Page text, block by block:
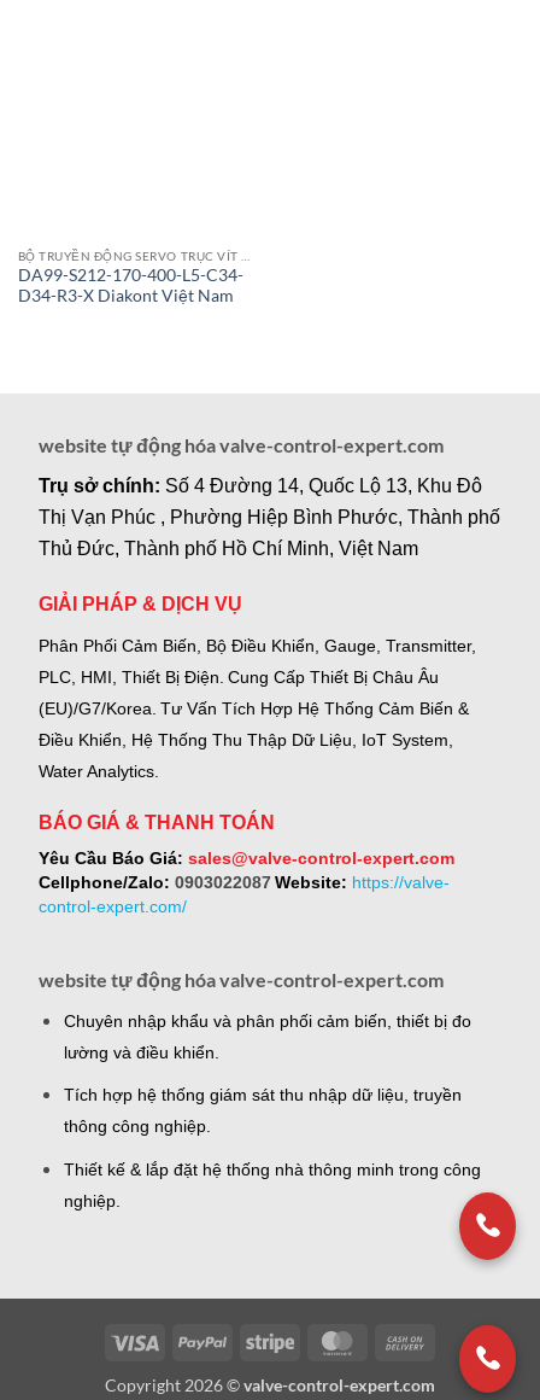
DA99-S212-170-400-L5-C34-
D34-R3-X Diakont Việt Nam
website tự động hóa valve-control-expert.com
Trụ sở chính: Số 4 Đường 14, Quốc Lộ 13, Khu Đô
Thị Vạn Phúc , Phường Hiệp Bình Phước, Thành phố
Thủ Đức, Thành phố Hồ Chí Minh, Việt Nam
GIẢI PHÁP & DỊCH VỤ
Phân Phối Cảm Biến, Bộ Điều Khiển, Gauge, Transmitter,
PLC, HMI, Thiết Bị Điện. Cung Cấp Thiết Bị Châu Âu
(EU)/G7/Korea. Tư Vấn Tích Hợp Hệ Thống Cảm Biến &
Điều Khiển, Hệ Thống Thu Thập Dữ Liệu, IoT System,
Water Analytics.
BÁO GIÁ & THANH TOÁN
Yêu Cầu Báo Giá: sales@valve-control-expert.com
Cellphone/Zalo: 0903022087 Website: https://valve-
control-expert.com/
website tự động hóa valve-control-expert.com
Chuyên nhập khẩu và phân phối cảm biến, thiết bị đo
lường và điều khiển.
Tích hợp hệ thống giám sát thu nhập dữ liệu, truyền
thông công nghiệp.
Thiết kế & lắp đặt hệ thống nhà thông minh trong công
nghiệp.
Visa PayPal Stripe MasterCardCash
Delivery
Copyright 2026 ©valve-control-expert.com